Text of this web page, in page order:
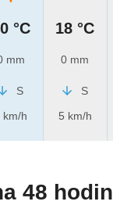
°C
mm
S
km/h
18 °C
0 mm
S
5 km/h
48 hodin